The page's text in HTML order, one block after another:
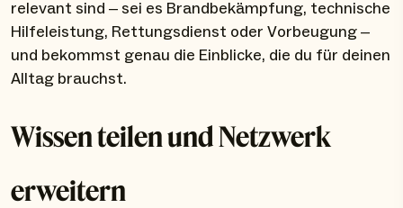
relevant sind – sei es Brandbekämpfung, technische
Hilfeleistung, Rettungsdienst oder Vorbeugung –
und bekommst genau die Einblicke, die du für deinen
Alltag brauchst.
Wissen teilen und Netzwerk
erweitern